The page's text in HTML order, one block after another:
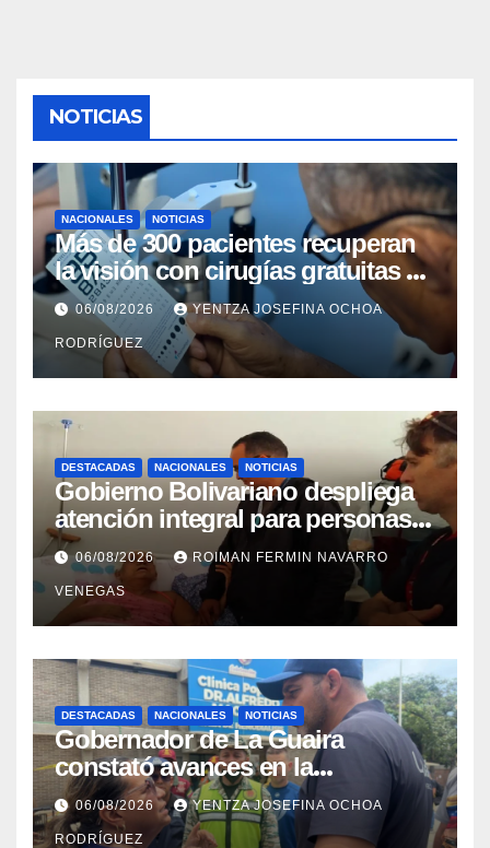
NOTICIAS
NACIONALES NOTICIAS
Más de 300 pacientes recuperan
la visión con cirugías gratuitas de
cataratas en Zulia
06/08/2026 YENTZA JOSEFINA OCHOA
RODRÍGUEZ
DESTACADAS NACIONALES NOTICIAS
Gobierno Bolivariano despliega
atención integral para personas
con discapacidad en
campamentos de La Guaira
06/08/2026 ROIMAN FERMIN NAVARRO
VENEGAS
DESTACADAS NACIONALES NOTICIAS
Gobernador de La Guaira
constató avances en la
rehabilitación del Hospitalito de
Catia la Mar
06/08/2026 YENTZA JOSEFINA OCHOA
RODRÍGUEZ